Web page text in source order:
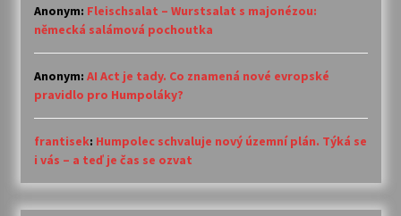
Anonym: Fleischsalat – Wurstsalat s majonézou:
německá salámová pochoutka
Anonym: AI Act je tady. Co znamená nové evropské
pravidlo pro Humpoláky?
frantisek: Humpolec schvaluje nový územní plán. Týká se
i vás – a teď je čas se ozvat